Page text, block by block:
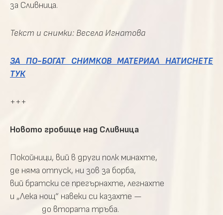
за Сливница.
Текст и снимки: Весела Игнатова
ЗА ПО-БОГАТ СНИМКОВ МАТЕРИАЛ НАТИСНЕТЕ
ТУК
+++
Новото гробище над Сливница
Покойници, вий в други полк минахте,
де няма отпуск, ни зов за борба,
вий братски се прегърнахте, легнахте
и „Лека нощ“ навеки си казахте —
до втората тръба.